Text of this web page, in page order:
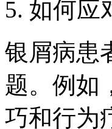
5. 如何应
银屑病患
题。例如
巧和行为